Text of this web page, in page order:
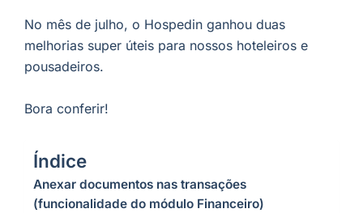
No mês de julho, o Hospedin ganhou duas
melhorias super úteis para nossos hoteleiros e
pousadeiros.
Bora conferir!
Índice
Anexar documentos nas transações
(funcionalidade do módulo Financeiro)